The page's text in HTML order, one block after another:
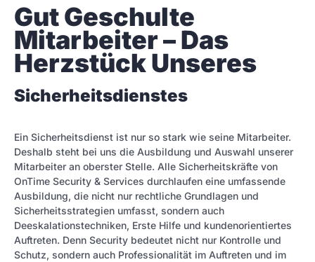
Gut Geschulte
Mitarbeiter – Das
Herzstück Unseres
Sicherheitsdienstes
Ein Sicherheitsdienst ist nur so stark wie seine Mitarbeiter.
Deshalb steht bei uns die Ausbildung und Auswahl unserer
Mitarbeiter an oberster Stelle. Alle Sicherheitskräfte von
OnTime Security & Services durchlaufen eine umfassende
Ausbildung, die nicht nur rechtliche Grundlagen und
Sicherheitsstrategien umfasst, sondern auch
Deeskalationstechniken, Erste Hilfe und kundenorientiertes
Auftreten. Denn Security bedeutet nicht nur Kontrolle und
Schutz, sondern auch Professionalität im Auftreten und im